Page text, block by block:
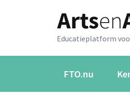
Educatieplatform
FTO.nu